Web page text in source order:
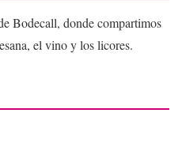
Bodecall, donde compartimos
el vino y los licores.